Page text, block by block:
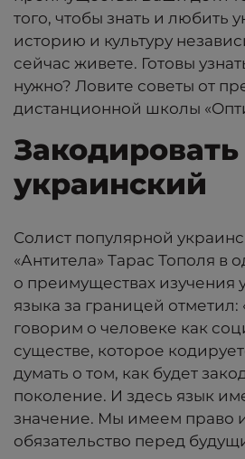
того, чтобы знать и любить
историю и культуру
сейчас живете. Готовы
нужно? Ловите советы от
дистанционной школы
Закодировать
украинский
Солист популярной
«Антитела» Тарас Тополя в
о преимуществах изучения
языка за границей отметил:
говорим о человеке как
существе, которое
думать о том, как будет
поколение. И здесь язык
значение. Мы имеем право
обязательство перед